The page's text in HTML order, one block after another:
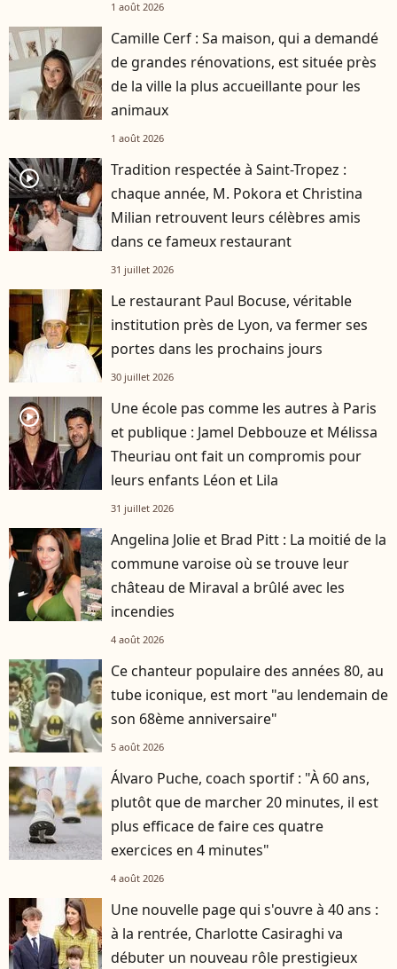
1 août 2026
Camille Cerf : Sa maison, qui a demandé
de grandes rénovations, est située près
de la ville la plus accueillante pour les
animaux
1 août 2026
player2
Tradition respectée à Saint-Tropez :
chaque année, M. Pokora et Christina
Milian retrouvent leurs célèbres amis
dans ce fameux restaurant
31 juillet 2026
Le restaurant Paul Bocuse, véritable
institution près de Lyon, va fermer ses
portes dans les prochains jours
30 juillet 2026
player2
Une école pas comme les autres à Paris
et publique : Jamel Debbouze et Mélissa
Theuriau ont fait un compromis pour
leurs enfants Léon et Lila
31 juillet 2026
Angelina Jolie et Brad Pitt : La moitié de la
commune varoise où se trouve leur
château de Miraval a brûlé avec les
incendies
4 août 2026
Ce chanteur populaire des années 80, au
tube iconique, est mort "au lendemain de
son 68ème anniversaire"
5 août 2026
Álvaro Puche, coach sportif : "À 60 ans,
plutôt que de marcher 20 minutes, il est
plus efficace de faire ces quatre
exercices en 4 minutes"
4 août 2026
Une nouvelle page qui s'ouvre à 40 ans :
à la rentrée, Charlotte Casiraghi va
débuter un nouveau rôle prestigieux